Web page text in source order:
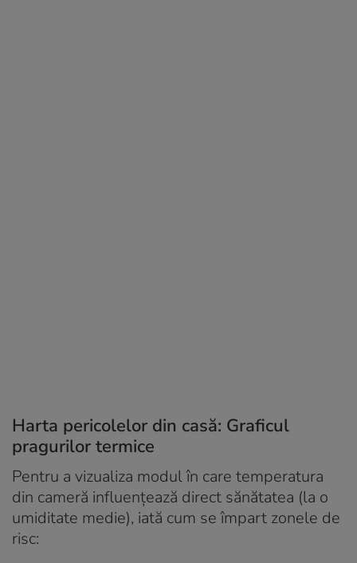
Harta pericolelor din casă: Graficul
pragurilor termice
Pentru a vizualiza modul în care temperatura
din cameră influențează direct sănătatea (la o
umiditate medie), iată cum se împart zonele de
risc: